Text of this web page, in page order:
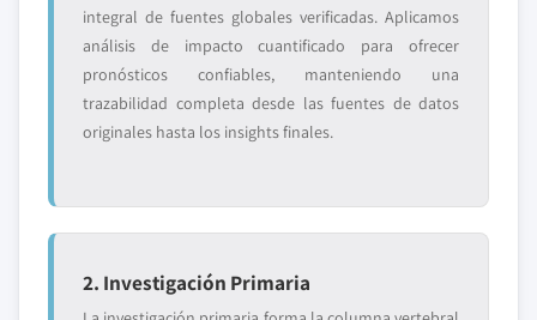
integral de fuentes globales verificadas. Aplicamos
análisis de impacto cuantificado para ofrecer
pronósticos confiables, manteniendo una
trazabilidad completa desde las fuentes de datos
originales hasta los insights finales.
2. Investigación Primaria